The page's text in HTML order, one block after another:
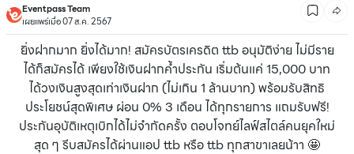
Eventpass Team
เผยแพร่เมื่อ 07 ส.ค. 2567
ยิ่งฝากมาก ยิ่งได้มาก! สมัครบัตรเครดิต ttb อนุมัติง่าย ไม่มีราย
ได้ก็สมัครได้ เพียงใช้เงินฝากค้ำประกัน เริ่มต้นแค่ 15,000 บาท
ได้วงเงินสูงสุดเท่าเงินฝาก (ไม่เกิน 1 ล้านบาท) พร้อมรับสิทธิ
ประโยชน์สุดพิเศษ ผ่อน 0% 3 เดือน ได้ทุกรายการ แถมรับฟรี!
ประกันอุบัติเหตุเบิกได้ไม่จำกัดครั้ง ตอบโจทย์ไลฟ์สไตล์คนยุคใหม่
สุด ๆ รีบสมัครได้ผ่านแอป ttb หรือ ttb ทุกสาขาเลยน้าา 🤩